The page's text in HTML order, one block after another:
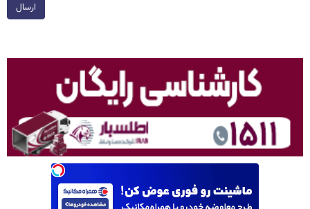
ارسال